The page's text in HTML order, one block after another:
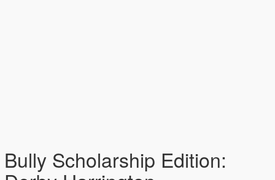
Bully Scholarship Edition: